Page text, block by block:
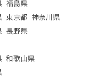
福島県
東京都 神奈川県
長野県
和歌山県